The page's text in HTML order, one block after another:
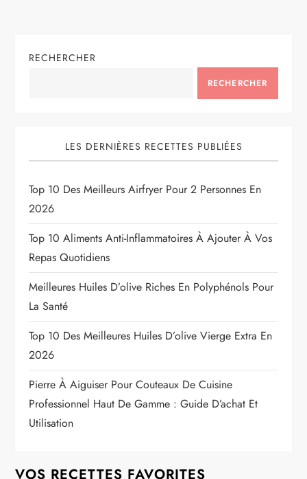
RECHERCHER
RECHERCHER
LES DERNIÈRES RECETTES PUBLIÉES
Top 10 Des Meilleurs Airfryer Pour 2 Personnes En
2026
Top 10 Aliments Anti-Inflammatoires À Ajouter À Vos
Repas Quotidiens
Meilleures Huiles D’olive Riches En Polyphénols Pour
La Santé
Top 10 Des Meilleures Huiles D’olive Vierge Extra En
2026
Pierre À Aiguiser Pour Couteaux De Cuisine
Professionnel Haut De Gamme : Guide D’achat Et
Utilisation
VOS RECETTES FAVORITES